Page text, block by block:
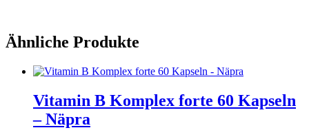
Ähnliche Produkte
Vitamin B Komplex forte 60 Kapseln
– Näpra